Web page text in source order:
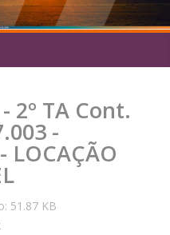
2º TA Cont.
-
LOCAÇÃO
51.87 KB